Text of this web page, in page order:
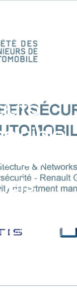
cible
les
accessibles en
attire aussi […]